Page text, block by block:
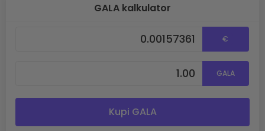
GALA kalkulator
€
GALA
Kupi GALA